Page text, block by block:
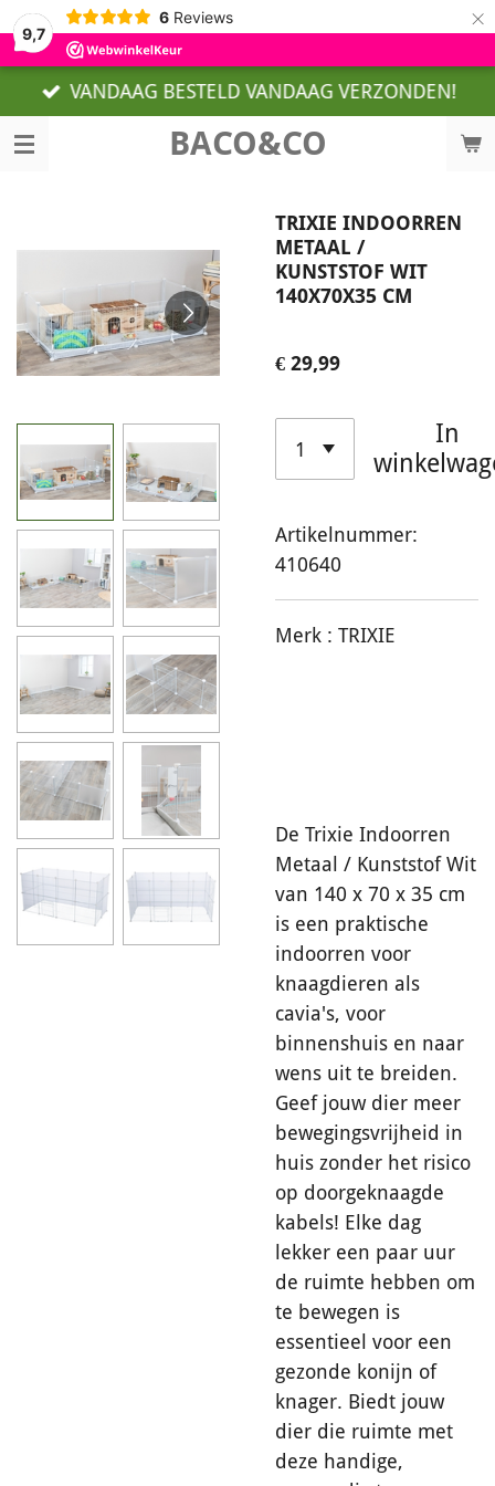
9,7
6 Reviews ×
BACO&CO
VANDAAG BESTELD VANDAAG VERZONDEN!
TRIXIE INDOORREN
METAAL /
KUNSTSTOF WIT
140X70X35 CM
€ 29,99
In
Artikelnummer:
410640
Merk : TRIXIE
De Trixie Indoorren
Metaal / Kunststof Wit
van 140 x 70 x 35 cm
is een praktische
indoorren voor
knaagdieren als
cavia's, voor
binnenshuis en naar
wens uit te breiden.
Geef jouw dier meer
bewegingsvrijheid in
huis zonder het risico
op doorgeknaagde
kabels! Elke dag
lekker een paar uur
de ruimte hebben om
te bewegen is
essentieel voor een
gezonde konijn of
knager. Biedt jouw
dier die ruimte met
deze handige,